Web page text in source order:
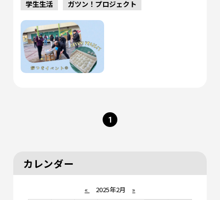
学生生活
ガツン！プロジェクト
1
カレンダー
« 2025年2月 »